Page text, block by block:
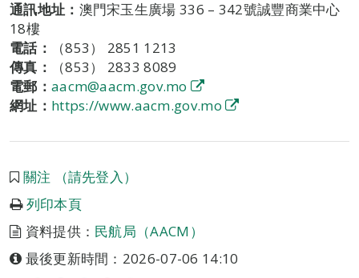
通訊地址： 澳門宋玉生廣場 336 – 342號誠豐商業中心
18樓
電話：
（853） 2851 1213
傳真：
（853） 2833 8089
電郵： aacm@aacm.gov.mo
網址： https://www.aacm.gov.mo
關注 （請先登入）
列印本頁
資料提供： 民航局（AACM）
最後更新時間：2026-07-06 14:10